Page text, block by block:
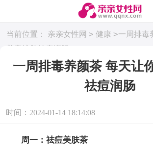
当前位置： 亲亲女性网 > 健康 >一周排毒
美容护肤祛痘润肠
一周排毒养颜茶 每天让
祛痘润肠
时间：2024-01-14 18:14:08
周一：祛痘美肤茶